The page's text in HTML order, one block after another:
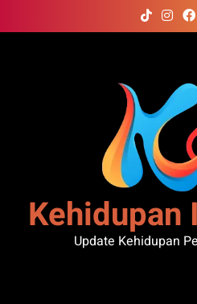
to
Kehidupan
Update Kehidupan